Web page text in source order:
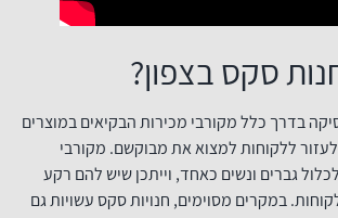
סקס בצפון?
בדרך כלל מקורבי מכירות הבקיאים במוצרים
לעזור ללקוחות למצוא את מבוקשם. מקורבי
גברים ונשים כאחד, וייתכן שיש להם רקע
במקרים מסוימים, חנויות סקס עשויות גם